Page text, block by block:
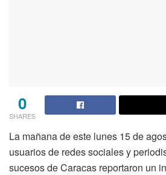
0
SHARES
La mañana de este lunes 15 de
usuarios de redes sociales y
sucesos de Caracas reportaron un